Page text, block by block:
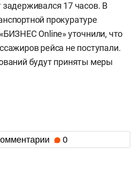
17 часов. В
прокуратуре
Online» уточнили, что
рейса не поступали.
будут приняты меры
0